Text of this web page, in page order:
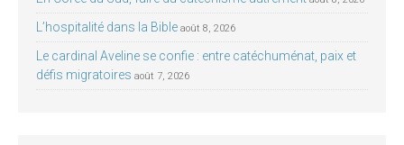
L’hospitalité dans la Bible août 8, 2026
Le cardinal Aveline se confie : entre catéchuménat, paix et
défis migratoires août 7, 2026